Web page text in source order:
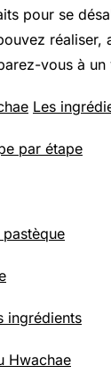
pour se
réaliser,
vous à
Les
par étape
ingrédients
Hwachae